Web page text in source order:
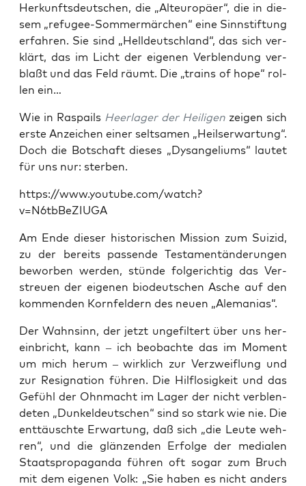
Her­kunfts­deut­schen, die „Alt­eu­ro­pä­er“, die in die­
sem „refu­gee-Som­mer­mär­chen“ eine Sinn­stif­tung
erfah­ren. Sie sind „Hell­deutsch­land“, das sich ver­
klärt, das im Licht der eige­nen Ver­blen­dung ver­
blaßt und das Feld räumt. Die „trains of hope“ rol­
len ein…
Wie in Ras­pails Heer­la­ger der Hei­li­gen zei­gen sich
ers­te Anzei­chen einer selt­sa­men „Heils­er­war­tung“.
Doch die Bot­schaft die­ses „Dys­an­ge­li­ums“ lau­tet
für uns nur: sterben.
https://www.youtube.com/watch?
v=N6tbBeZIUGA
Am Ende die­ser his­to­ri­schen Mis­si­on zum Sui­zid,
zu der bereits pas­sen­de Tes­ta­men­t­än­de­run­gen
bewor­ben wer­den, stün­de fol­ge­rich­tig das Ver­
streu­en der eige­nen bio­deut­schen Asche auf den
kom­men­den Korn­fel­dern des neu­en „Ale­ma­ni­as“.
Der Wahn­sinn, der jetzt unge­fil­tert über uns her­
ein­bricht, kann – ich beob­ach­te das im Moment
um mich her­um – wirk­lich zur Ver­zweif­lung und
zur Resi­gna­ti­on füh­ren. Die Hilf­lo­sig­keit und das
Gefühl der Ohn­macht im Lager der nicht ver­blen­
de­ten „Dun­kel­deut­schen“ sind so stark wie nie. Die
ent­täusch­te Erwar­tung, daß sich „die Leu­te weh­
ren“, und die glän­zen­den Erfol­ge der media­len
Staats­pro­pa­gan­da füh­ren oft sogar zum Bruch
mit dem eige­nen Volk: „Sie haben es nicht anders